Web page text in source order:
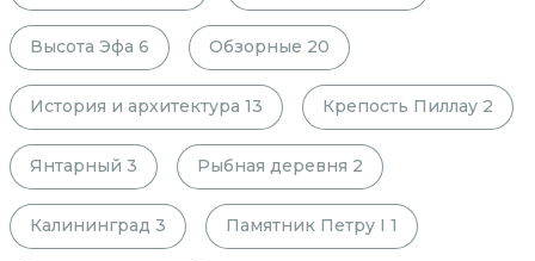
Высота Эфа 6 Обзорные 20
История и архитектура 13 Крепость Пиллау 2
Янтарный 3 Рыбная деревня 2
Калининград 3 Памятник Петру I 1